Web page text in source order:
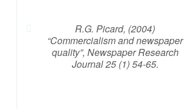
R.G. Picard, (2004)
“Commercialism and newspaper
quality”, Newspaper Research
Journal 25 (1) 54-65.